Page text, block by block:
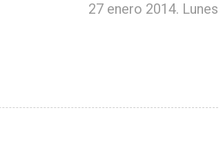
27 enero 2014. Lunes